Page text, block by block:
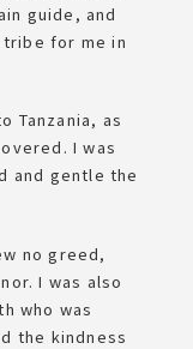
guide, and
for me in
Tanzania, as
I was
and gentle the
no greed,
I was also
who was
the kindness